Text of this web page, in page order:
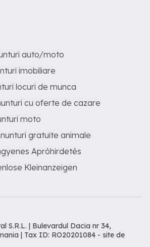
auto/moto
imobiliare
locuri de munca
cu oferte de cazare
moto
gratuite animale
Apróhirdetés
Kleinanzeigen
S.R.L. | Bulevardul Dacia nr 34,
| Tax ID: RO20201084 - site de